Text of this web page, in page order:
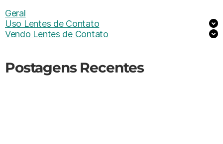
Geral
Uso Lentes de Contato
Vendo Lentes de Contato
Postagens Recentes